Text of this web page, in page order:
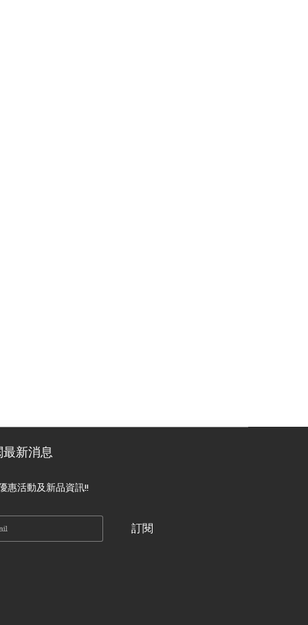
新消息
惠活動及新品資訊!!
訂閱